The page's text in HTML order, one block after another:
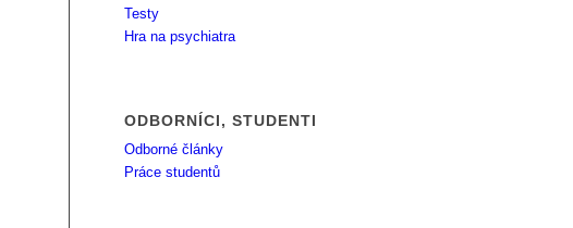
Testy
Hra na psychiatra
ODBORNÍCI, STUDENTI
Odborné články
Práce studentů